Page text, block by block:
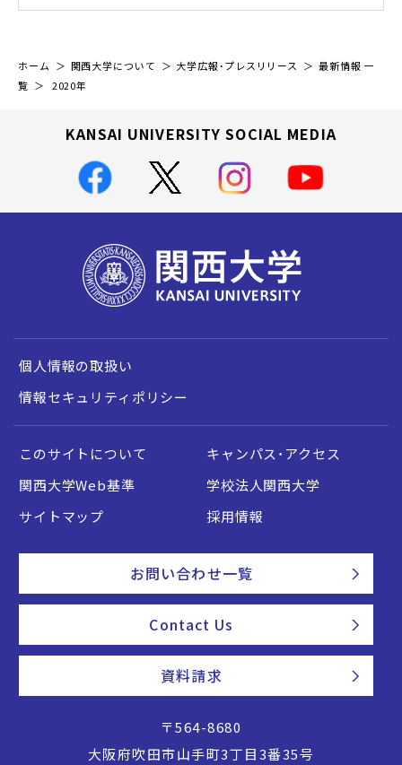
ホーム 関西大学について 大学広報・プレスリリース
最新情報 一
覧
2020年
KANSAI UNIVERSITY SOCIAL MEDIA
個人情報の取扱い
情報セキュリティポリシー
このサイトについて
キャンパス・アクセス
関西大学Web基準
学校法人関西大学
サイトマップ
採用情報
お問い合わせ一覧
Contact Us
資料請求
〒564-8680
大阪府吹田市山手町3丁目3番35号